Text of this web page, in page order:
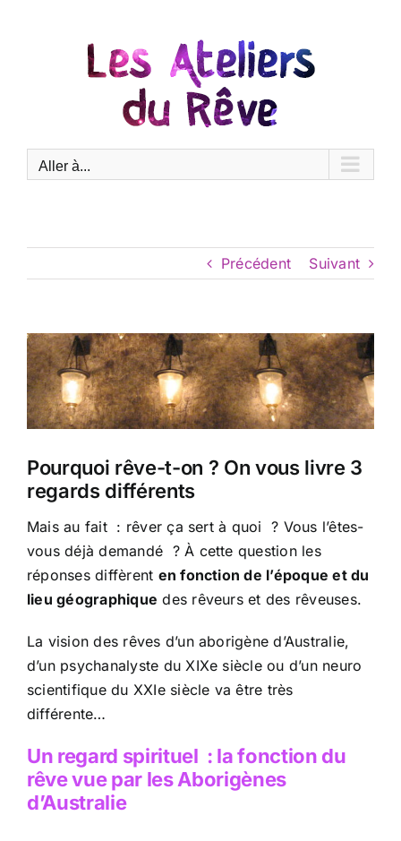
Aller à...
Précédent Suivant
Voir
l'image
agrandie
Pourquoi rêve-t-on ? On vous livre 3
regards différents
Mais au fait : rêver ça sert à quoi
? Vous l’êtes-
vous déjà demandé ? À cette question les
réponses diffèrent en fonction de l’époque et du
lieu géographique des rêveurs et des rêveuses.
La vision des rêves d’un aborigène d’Australie,
d’un psychanalyste du XIXe siècle ou d’un neuro
scientifique du XXIe siècle va être très
différente…
Un regard spirituel : la fonction du
rêve vue par les Aborigènes
d’Australie